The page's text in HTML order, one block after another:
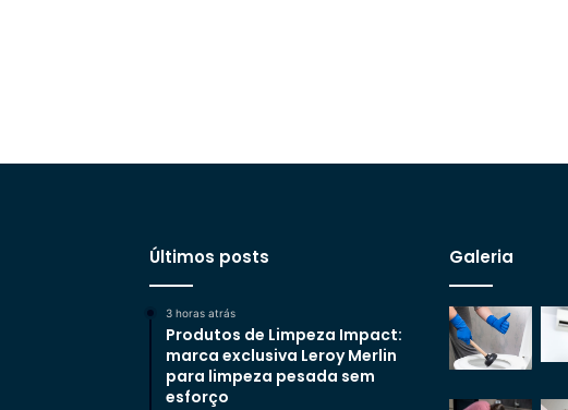
Últimos posts
3 horas atrás
Produtos de Limpeza Impact:
marca exclusiva Leroy Merlin
para limpeza pesada sem
esforço
Galeria